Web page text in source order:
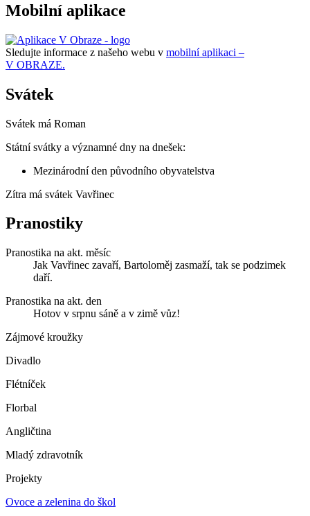
Mobilní aplikace
Sledujte informace z našeho webu v mobilní aplikaci –
V OBRAZE.
Svátek
Svátek má Roman
Státní svátky a významné dny na dnešek:
Mezinárodní den původního obyvatelstva
Zítra má svátek Vavřinec
Pranostiky
Pranostika na akt. měsíc
Jak Vavřinec zavaří, Bartoloměj zasmaží, tak se podzimek
daří.
Pranostika na akt. den
Hotov v srpnu sáně a v zimě vůz!
Zájmové kroužky
Divadlo
Flétníček
Florbal
Angličtina
Mladý zdravotník
Projekty
Ovoce a zelenina do škol